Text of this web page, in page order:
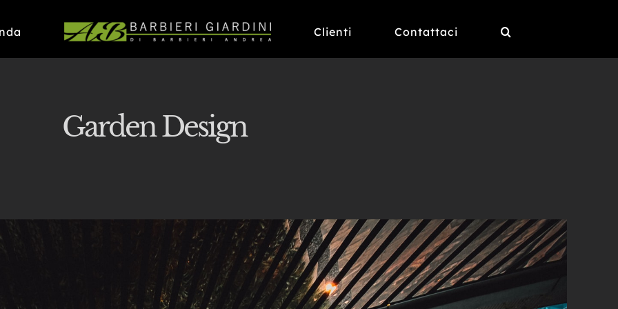
Clienti Contattaci
Garden Design